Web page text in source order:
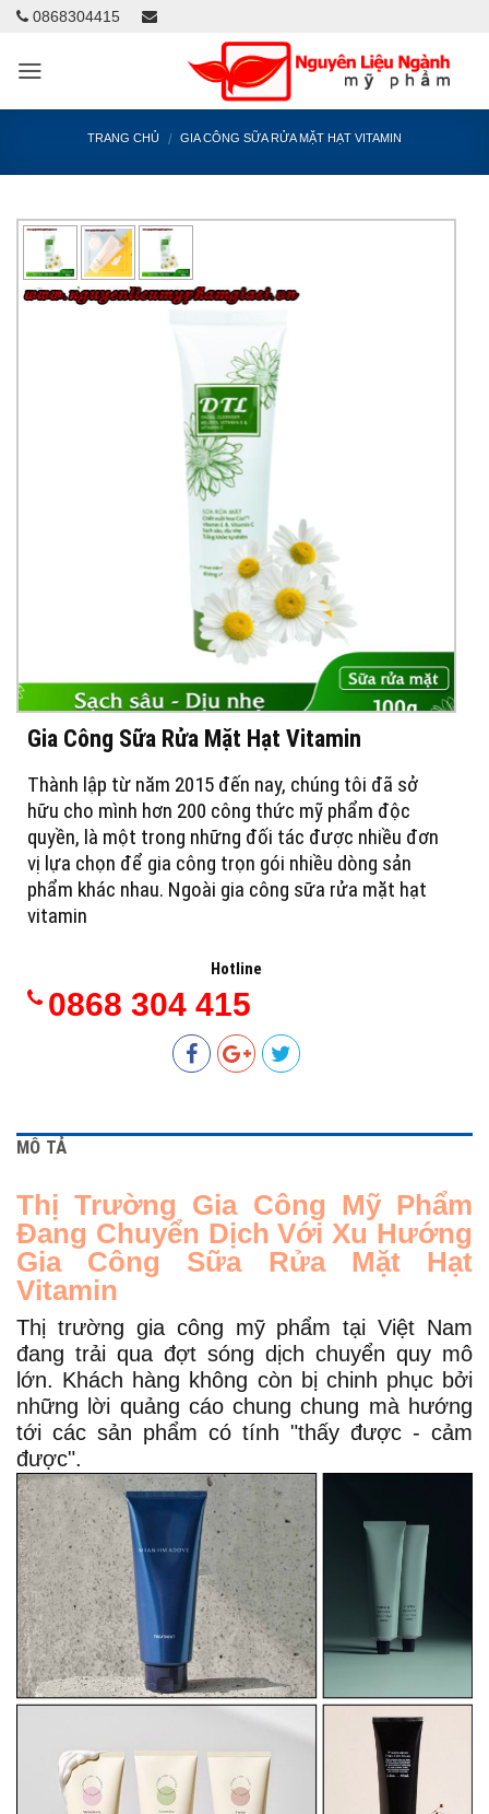
0868304415
TRANG CHỦ / GIA CÔNG SỮA RỬA MẶT HẠT VITAMIN
Gia Công Sữa Rửa Mặt Hạt Vitamin
Thành lập từ năm 2015 đến nay, chúng tôi đã sở
hữu cho mình hơn 200 công thức mỹ phẩm độc
quyền, là một trong những đối tác được nhiều đơn
vị lựa chọn để gia công trọn gói nhiều dòng sản
phẩm khác nhau. Ngoài gia công sữa rửa mặt hạt
vitamin
Hotline
0868 304 415
MÔ TẢ
Thị Trường Gia Công Mỹ Phẩm
Đang Chuyển Dịch Với Xu Hướng
Gia Công Sữa Rửa Mặt Hạt
Vitamin
Thị trường gia công mỹ phẩm tại Việt Nam
đang trải qua đợt sóng dịch chuyển quy mô
lớn. Khách hàng không còn bị chinh phục bởi
những lời quảng cáo chung chung mà hướng
tới các sản phẩm có tính "thấy được - cảm
được".